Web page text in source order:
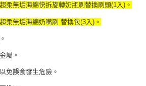
柔無垢海綿快拆旋轉奶瓶刷替換刷頭(1入)。
柔無垢海綿奶嘴刷 替換包(3入)。
屬。
免誤食發生危險。